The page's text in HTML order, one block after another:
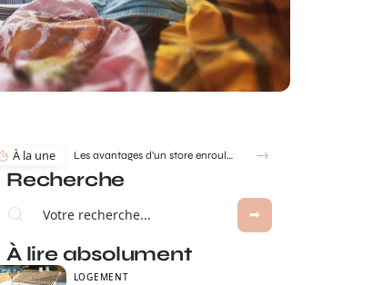
À la une Les avantages d’un store enrouleur sur mesure : confort, design et adaptabilité
Recherche
À lire absolument
LOGEMENT